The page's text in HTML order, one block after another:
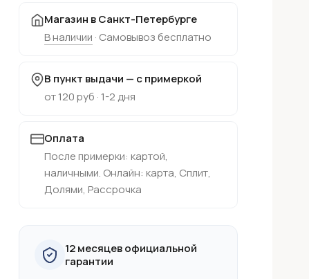
Магазин в Санкт-Петербурге
В наличии · Самовывоз бесплатно
В пункт выдачи — с примеркой
от 120 руб · 1-2 дня
Оплата
После примерки: картой,
наличными. Онлайн: карта, Сплит,
Долями, Рассрочка
12 месяцев официальной
гарантии